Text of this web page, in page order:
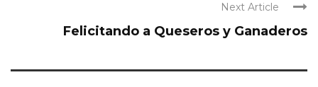
Next Article
Felicitando a Queseros y Ganaderos